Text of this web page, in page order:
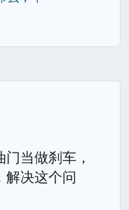
当做刹车，
解决这个问